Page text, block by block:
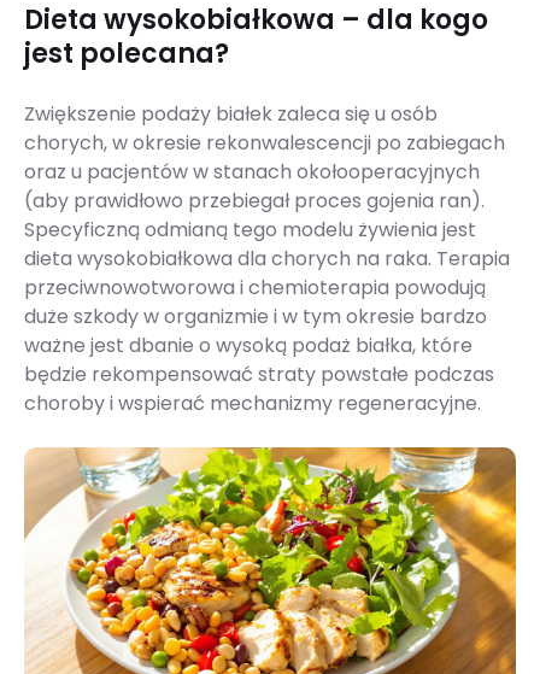
Dieta wysokobiałkowa – dla kogo
jest polecana?
Zwiększenie podaży białek zaleca się u osób
chorych, w okresie rekonwalescencji po zabiegach
oraz u pacjentów w stanach okołooperacyjnych
(aby prawidłowo przebiegał proces gojenia ran).
Specyficzną odmianą tego modelu żywienia jest
dieta wysokobiałkowa dla chorych na raka. Terapia
przeciwnowotworowa i chemioterapia powodują
duże szkody w organizmie i w tym okresie bardzo
ważne jest dbanie o wysoką podaż białka, które
będzie rekompensować straty powstałe podczas
choroby i wspierać mechanizmy regeneracyjne.